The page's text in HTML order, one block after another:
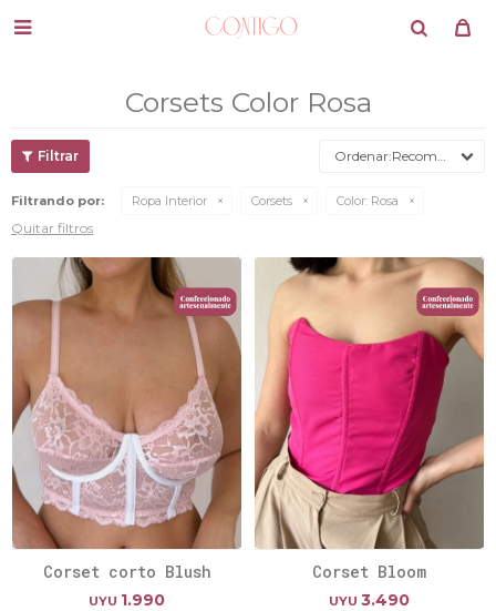

Corsets Color Rosa
Recomendados
Filtrando por: Ropa Interior Corsets Color: Rosa
Quitar filtros
Corset corto Blush
UYU 1.990
Corset Bloom
UYU 3.490